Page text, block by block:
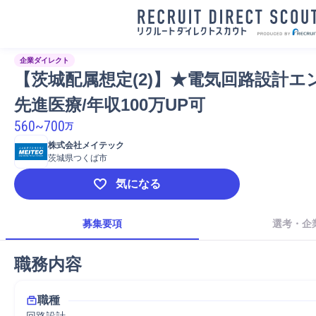
企業ダイレクト
【茨城配属想定(2)】★電気回路設計エ
先進医療/年収100万UP可
560~700万
株式会社メイテック
茨城県つくば市
気になる
募集要項 選考・企
職務内容
職種